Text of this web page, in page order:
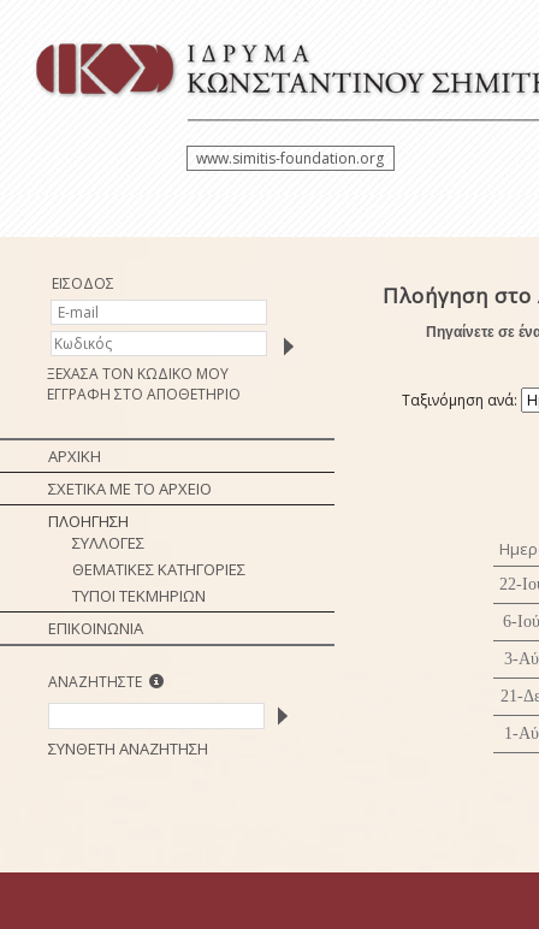
www.simitis-foundation.org
ΕΙΣΟΔΟΣ
ΞΕΧΑΣΑ ΤΟΝ ΚΩΔΙΚΟ ΜΟΥ
ΕΓΓΡΑΦΗ ΣΤΟ ΑΠΟΘΕΤΗΡΙΟ
ΑΡΧΙΚΗ
ΣΧΕΤΙΚΑ ΜΕ ΤΟ ΑΡΧΕΙΟ
ΠΛΟΗΓΗΣΗ
ΣΥΛΛΟΓΕΣ
ΘΕΜΑΤΙΚΕΣ ΚΑΤΗΓΟΡΙΕΣ
ΤΥΠΟΙ ΤΕΚΜΗΡΙΩΝ
ΕΠΙΚΟΙΝΩΝΙΑ
ΑΝΑΖΗΤΗΣΤΕ
ΣΥΝΘΕΤΗ ΑΝΑΖΗΤΗΣΗ
Πλοήγηση στο
Πηγαίνετε σε
Ταξινόμηση ανά:
22-
6-
3-
21-
1-